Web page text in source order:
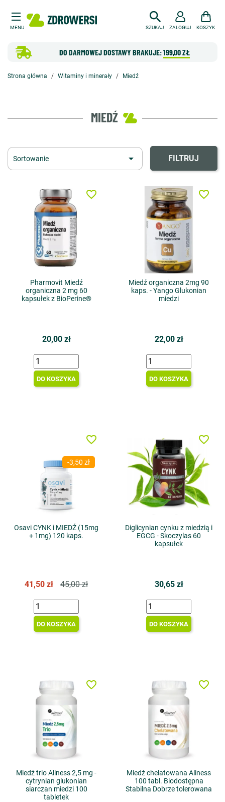
MENU SZUKAJ
DO DARMOWEJ DOSTAWY BRAKUJE:199,00 ZŁ
ZALOGUJ KOSZYK
Strona główna Witaminy i minerały Miedź
MIEDŹ
Sortowanie  FILTRUJ
Pharmovit Miedź
organiczna 2 mg 60
kapsułek z BioPerine®
20,00 zł
DO KOSZYKA
favorite_border
Miedź organiczna 2mg 90
kaps. - Yango Glukonian
miedzi
22,00 zł
DO KOSZYKA
favorite_border
-3,50 zł
Osavi CYNK i MIEDŹ (15mg
+ 1mg) 120 kaps.
41,50 zł 45,00 zł
DO KOSZYKA
favorite_border
Diglicynian cynku z miedzią i
EGCG - Skoczylas 60
kapsułek
30,65 zł
DO KOSZYKA
favorite_border
Miedź trio Aliness 2,5 mg -
cytrynian glukonian
siarczan miedzi 100
tabletek
favorite_border
Miedź chelatowana Aliness
100 tabl. Biodostępna
Stabilna Dobrze tolerowana
favorite_border